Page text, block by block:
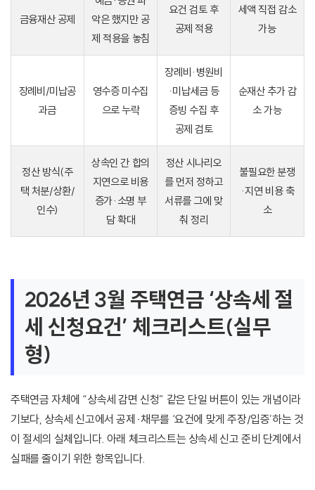
금융재산 공제
악은 했지만 공
제 적용을 놓침
요건 검토 후
공제 적용
세액 직접 감소
가능
장례비/미납공
과금
영수증 미수집
으로 누락
장례비·병원비
·미납세금 등
증빙 수집 후
공제 검토
순재산 추가 감
소 가능
정산 방식(주
택 처분/상환/
인수)
상속인 간 합의
지연으로 비용
증가·소명 부
담 확대
정산 시나리오
를 먼저 정하고
서류를 그에 맞
춰 정리
불필요한 분쟁
·지연 비용 축
소
2026년 3월 주택연금 ‘상속세 절
세 신청요건’ 체크리스트(실무
형)
주택연금 자체에 “상속세 감면 신청” 같은 단일 버튼이 있는 개념이라
기보다, 상속세 신고에서 공제·채무를 ‘요건에 맞게 주장/입증’하는 것
이 절세의 실체입니다. 아래 체크리스트는 상속세 신고 준비 단계에서
실패를 줄이기 위한 항목입니다.